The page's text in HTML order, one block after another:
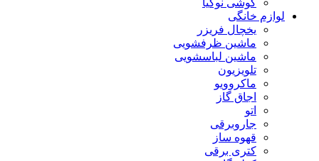
لوازم خانگی
یخچال فریزر
ماشین ظرفشویی
ماشین لباسشویی
تلویزیون
ماکروویو
اجاق گاز
اتو
جاروبرقی
قهوه ساز
کتری برقی